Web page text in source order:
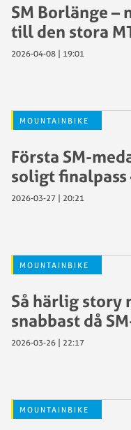
SM Borlänge –
till den stora
2026-04-08 | 19:01
MOUNTAINBIKE
Första SM-
soligt finalpass
2026-03-27 | 20:21
MOUNTAINBIKE
Så härlig story
snabbast då
2026-03-26 | 22:17
MOUNTAINBIKE